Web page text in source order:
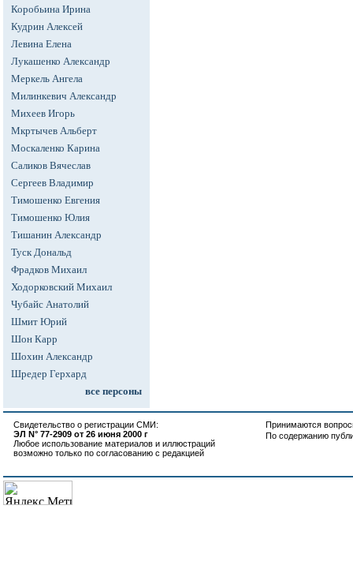
Коробьина Ирина
Кудрин Алексей
Левина Елена
Лукашенко Александр
Меркель Ангела
Милинкевич Александр
Михеев Игорь
Мкртычев Альберт
Москаленко Карина
Саликов Вячеслав
Сергеев Владимир
Тимошенко Евгения
Тимошенко Юлия
Тишанин Александр
Туск Дональд
Фрадков Михаил
Ходорковский Михаил
Чубайс Анатолий
Шмит Юрий
Шон Карр
Шохин Александр
Шредер Герхард
все персоны
Свидетельство о регистрации СМИ:
ЭЛ N° 77-2909 от 26 июня 2000 г
Любое использование материалов и иллюстраций
возможно только по согласованию с редакцией
Принимаются
По содержанию